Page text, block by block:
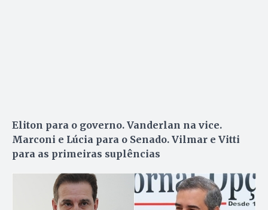
Eliton para o governo. Vanderlan na vice.
Marconi e Lúcia para o Senado. Vilmar e Vitti
para as primeiras suplências